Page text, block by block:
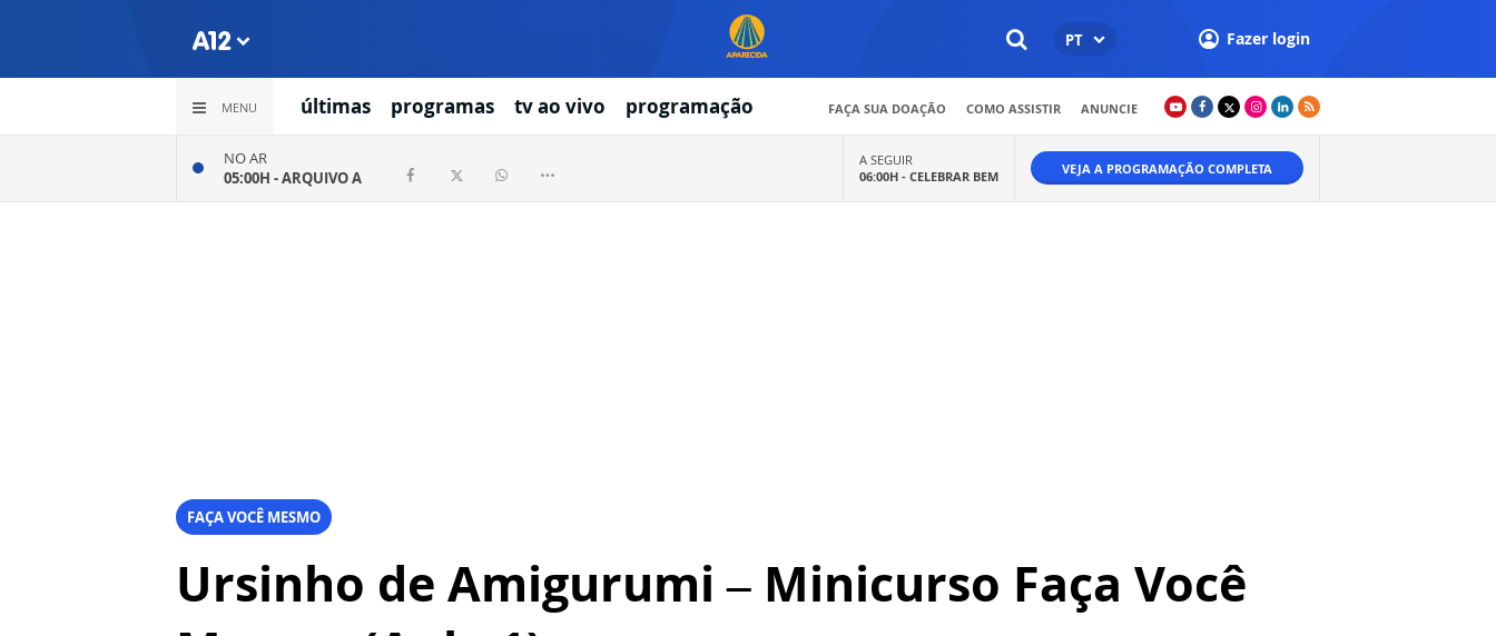
PT Fazer login
MENU últimas programas tv ao vivo programação FAÇA SUA DOAÇÃO COMO ASSISTIR ANUNCIE
NO AR
05:00H -ARQUIVO A
A SEGUIR
06:00H - CELEBRAR BEM VEJA A PROGRAMAÇÃO COMPLETA
FAÇA VOCÊ MESMO
Ursinho de Amigurumi – Minicurso Faça Você